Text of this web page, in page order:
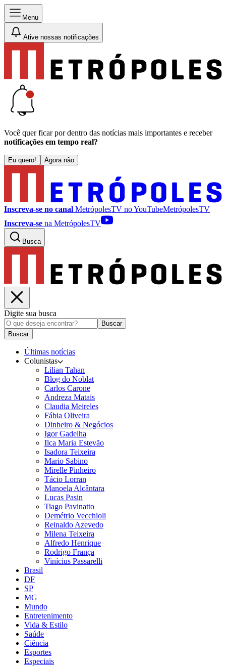
Menu
Ative nossas notificações
Você quer ficar por dentro das notícias mais importantes e receber
notificações em tempo real?
Eu quero! Agora não
Inscreva-se no canal MetrópolesTV noYouTubeMetrópolesTV
Inscreva-se na MetrópolesTV
Busca
Digite sua busca
Buscar
Buscar
Últimas notícias
Colunistas
Lilian Tahan
Blog do Noblat
Carlos Carone
Andreza Matais
Claudia Meireles
Fábia Oliveira
Dinheiro & Negócios
Igor Gadelha
Ilca Maria Estevão
Isadora Teixeira
Mario Sabino
Mirelle Pinheiro
Tácio Lorran
Manoela Alcântara
Lucas Pasin
Tiago Pavinatto
Demétrio Vecchioli
Reinaldo Azevedo
Milena Teixeira
Alfredo Henrique
Rodrigo França
Vinícius Passarelli
Brasil
DF
SP
MG
Mundo
Entretenimento
Vida & Estilo
Saúde
Ciência
Esportes
Especiais